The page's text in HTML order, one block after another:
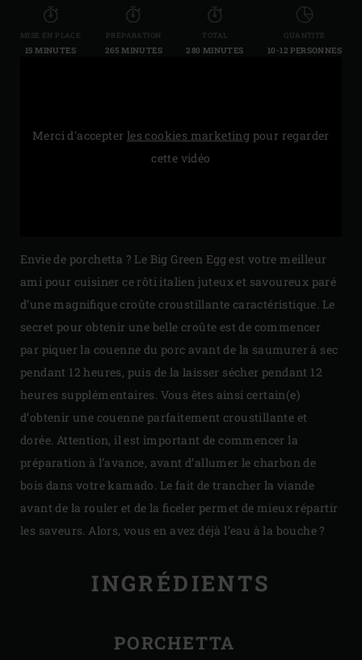
MISE EN PLACE
15 MINUTES
PRÉPARATION
265 MINUTES
TOTAL
280 MINUTES
QUANTITÉ
10-12 PERSONNES
Merci d'accepter les cookies marketing pour regarder
cette vidéo
Envie de porchetta ? Le Big Green Egg est votre meilleur
ami pour cuisiner ce rôti italien juteux et savoureux paré
d’une magnifique croûte croustillante caractéristique. Le
secret pour obtenir une belle croûte est de commencer
par piquer la couenne du porc avant de la saumurer à sec
pendant 12 heures, puis de la laisser sécher pendant 12
heures supplémentaires. Vous êtes ainsi certain(e)
d’obtenir une couenne parfaitement croustillante et
dorée. Attention, il est important de commencer la
préparation à l’avance, avant d’allumer le charbon de
bois dans votre kamado. Le fait de trancher la viande
avant de la rouler et de la ficeler permet de mieux répartir
les saveurs. Alors, vous en avez déjà l’eau à la bouche ?
INGRÉDIENTS
PORCHETTA